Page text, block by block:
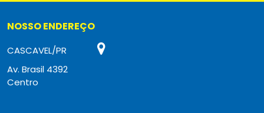
NOSSO ENDEREÇO
CASCAVEL/PR
Av. Brasil 4392
Centro